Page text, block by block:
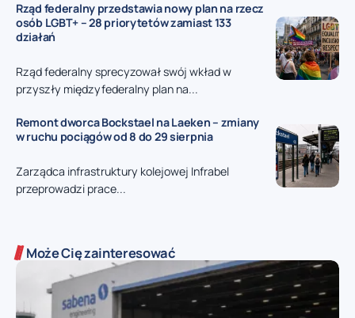
Rząd federalny przedstawia nowy plan na rzecz
osób LGBT+ – 28 priorytetów zamiast 133
działań
Rząd federalny sprecyzował swój wkład w
przyszły międzyfederalny plan na...
Remont dworca Bockstael na Laeken – zmiany
w ruchu pociągów od 8 do 29 sierpnia
Zarządca infrastruktury kolejowej Infrabel
przeprowadzi prace...
Może Cię zainteresować